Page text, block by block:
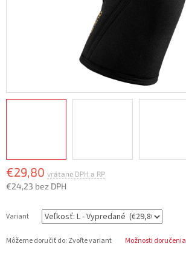
€29,80
€24,23 bez DPH
cena:
Variant
Môžeme doručiť do: Zvoľte variant Možnosti doručenia